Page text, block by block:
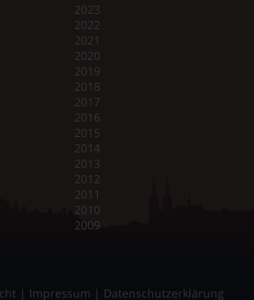
2023
2022
2021
2020
2019
2018
2017
2016
2015
2014
2013
2012
2011
2010
2009
| Impressum | Datenschutzerklärung